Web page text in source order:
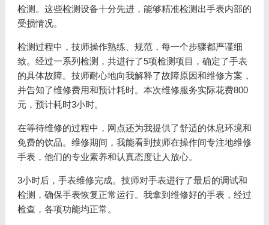
检测。这些检测设备十分先进，能够精准检测出手表内部的
受损情况。
检测过程中，技师操作熟练、规范，每一个步骤都严谨细
致。经过一系列检测，共进行了5项检测项目，确定了手表
的具体故障。技师耐心地向我解释了故障原因和维修方案，
并告知了维修费用和预计耗时。本次维修服务实际花费800
元，预计耗时3小时。
在等待维修的过程中，网点还为我提供了舒适的休息环境和
免费的饮品。维修期间，我能看到技师在操作间专注地维修
手表，他们的专业素养和认真态度让人放心。
3小时后，手表维修完成。技师对手表进行了最后的调试和
检测，确保手表恢复正常运行。我拿到维修好的手表，经过
检查，各项功能均正常。